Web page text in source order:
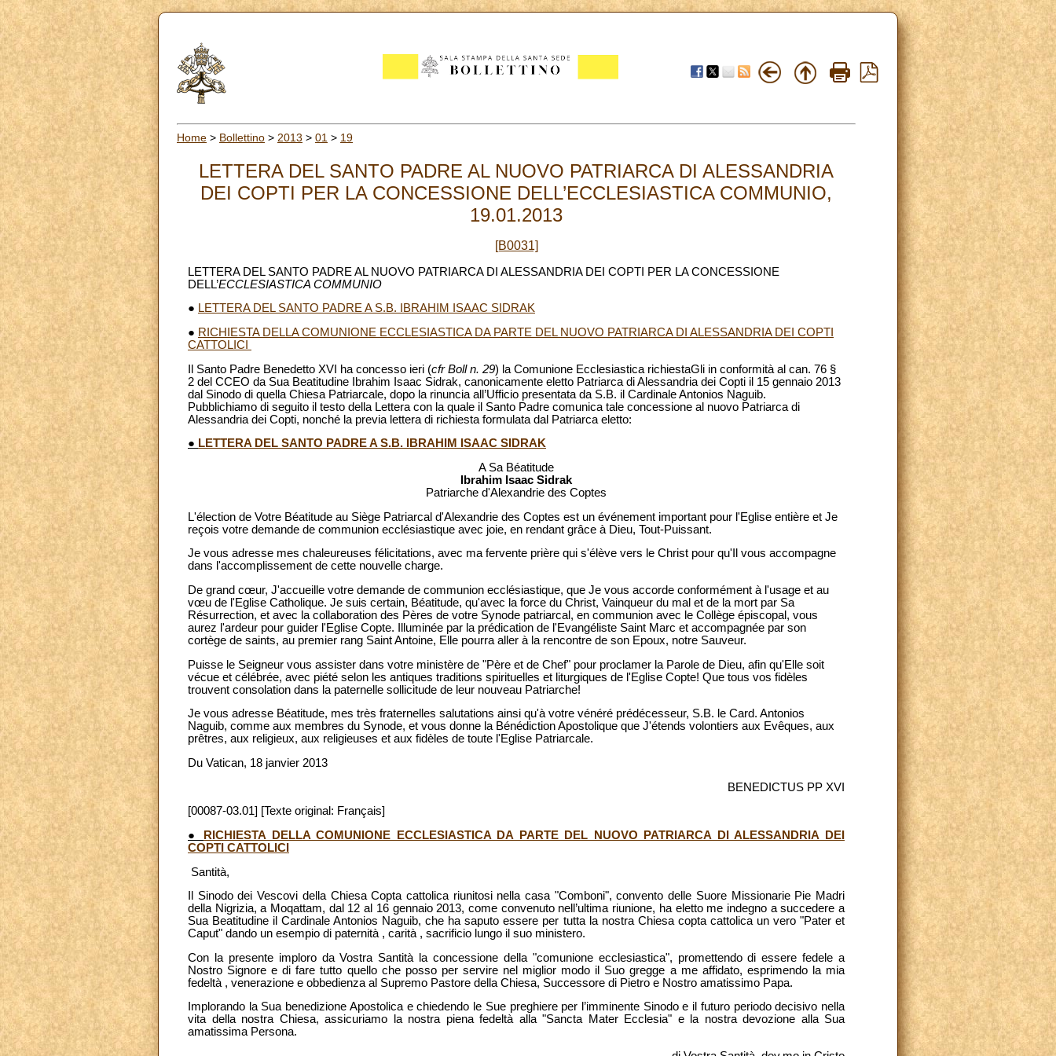
Home > Bollettino > 2013 > 01 > 19
LETTERA DEL SANTO PADRE AL NUOVO PATRIARCA DI ALESSANDRIA
DEI COPTI PER LA CONCESSIONE DELL’ECCLESIASTICA COMMUNIO,
19.01.2013
[B0031]
LETTERA DEL SANTO PADRE AL NUOVO PATRIARCA DI ALESSANDRIA DEI COPTI PER LA CONCESSIONE
DELL’ECCLESIASTICA COMMUNIO
● LETTERA DEL SANTO PADRE A S.B. IBRAHIM ISAAC SIDRAK
● RICHIESTA DELLA COMUNIONE ECCLESIASTICA DA PARTE DEL NUOVO PATRIARCA DI ALESSANDRIA DEI COPTI
CATTOLICI
Il Santo Padre Benedetto XVI ha concesso ieri (cfr Boll n. 29) la Comunione Ecclesiastica richiestaGli in conformità al can. 76 §
2 del CCEO da Sua Beatitudine Ibrahim Isaac Sidrak, canonicamente eletto Patriarca di Alessandria dei Copti il 15 gennaio 2013
dal Sinodo di quella Chiesa Patriarcale, dopo la rinuncia all’Ufficio presentata da S.B. il Cardinale Antonios Naguib.
Pubblichiamo di seguito il testo della Lettera con la quale il Santo Padre comunica tale concessione al nuovo Patriarca di
Alessandria dei Copti, nonché la previa lettera di richiesta formulata dal Patriarca eletto:
● LETTERA DEL SANTO PADRE A S.B. IBRAHIM ISAAC SIDRAK
A Sa Béatitude
Ibrahim Isaac Sidrak
Patriarche d'Alexandrie des Coptes
L'élection de Votre Béatitude au Siège Patriarcal d'Alexandrie des Coptes est un événement important pour l'Eglise entière et Je
reçois votre demande de communion ecclésiastique avec joie, en rendant grâce à Dieu, Tout-Puissant.
Je vous adresse mes chaleureuses félicitations, avec ma fervente prière qui s'élève vers le Christ pour qu'Il vous accompagne
dans l'accomplissement de cette nouvelle charge.
De grand cœur, J'accueille votre demande de communion ecclésiastique, que Je vous accorde conformément à l'usage et au
vœu de l'Eglise Catholique. Je suis certain, Béatitude, qu'avec la force du Christ, Vainqueur du mal et de la mort par Sa
Résurrection, et avec la collaboration des Pères de votre Synode patriarcal, en communion avec le Collège épiscopal, vous
aurez l'ardeur pour guider l'Eglise Copte. Illuminée par la prédication de l'Evangéliste Saint Marc et accompagnée par son
cortège de saints, au premier rang Saint Antoine, Elle pourra aller à la rencontre de son Epoux, notre Sauveur.
Puisse le Seigneur vous assister dans votre ministère de "Père et de Chef" pour proclamer la Parole de Dieu, afin qu'Elle soit
vécue et célébrée, avec piété selon les antiques traditions spirituelles et liturgiques de l'Eglise Copte! Que tous vos fidèles
trouvent consolation dans la paternelle sollicitude de leur nouveau Patriarche!
Je vous adresse Béatitude, mes très fraternelles salutations ainsi qu'à votre vénéré prédécesseur, S.B. le Card. Antonios
Naguib, comme aux membres du Synode, et vous donne la Bénédiction Apostolique que J'étends volontiers aux Evêques, aux
prêtres, aux religieux, aux religieuses et aux fidèles de toute l'Eglise Patriarcale.
Du Vatican, 18 janvier 2013
BENEDICTUS PP XVI
[00087-03.01] [Texte original: Français]
●
RICHIESTA DELLA COMUNIONE ECCLESIASTICA DA PARTE DEL NUOVO PATRIARCA DI ALESSANDRIA DEI
COPTI CATTOLICI
Santità,
Il Sinodo dei Vescovi della Chiesa Copta cattolica riunitosi nella casa "Comboni", convento delle Suore Missionarie Pie Madri
della Nigrizia, a Moqattam, dal 12 al 16 gennaio 2013, come convenuto nell’ultima riunione, ha eletto me indegno a succedere a
Sua Beatitudine il Cardinale Antonios Naguib, che ha saputo essere per tutta la nostra Chiesa copta cattolica un vero "Pater et
Caput" dando un esempio di paternità , carità , sacrificio lungo il suo ministero.
Con la presente imploro da Vostra Santità la concessione della "comunione ecclesiastica", promettendo di essere fedele a
Nostro Signore e di fare tutto quello che posso per servire nel miglior modo il Suo gregge a me affidato, esprimendo la mia
fedeltà , venerazione e obbedienza al Supremo Pastore della Chiesa, Successore di Pietro e Nostro amatissimo Papa.
Implorando la Sua benedizione Apostolica e chiedendo le Sue preghiere per l’imminente Sinodo e il futuro periodo decisivo nella
vita della nostra Chiesa, assicuriamo la nostra piena fedeltà alla "Sancta Mater Ecclesia" e la nostra devozione alla Sua
amatissima Persona.